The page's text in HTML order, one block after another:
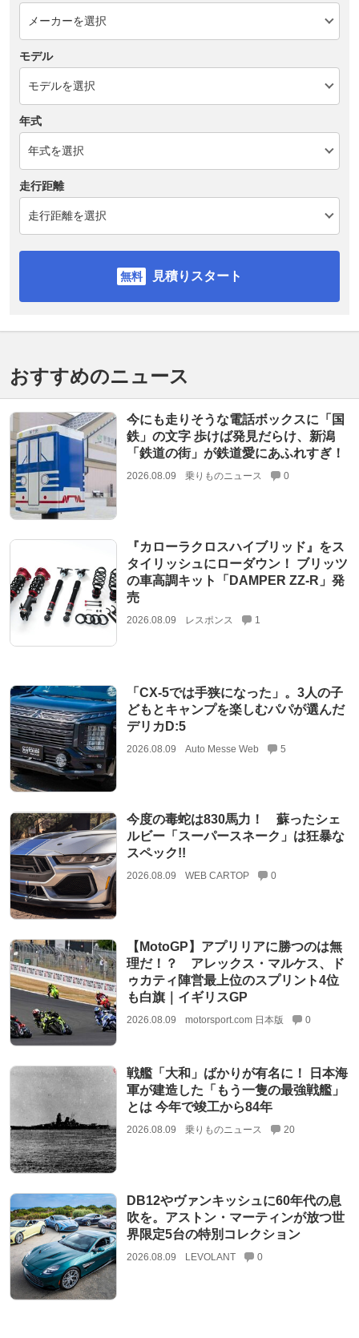
モデル
年式
走行距離
見積りスタート
おすすめのニュース
今にも走りそうな電話ボックスに「国
鉄」の文字 歩けば発見だらけ、新潟
「鉄道の街」が鉄道愛にあふれすぎ！
2026.08.09 乗りものニュース 0
『カローラクロスハイブリッド』をス
タイリッシュにローダウン！ ブリッツ
の車高調キット「DAMPER ZZ-R」発
売
2026.08.09 レスポンス 1
「CX-5では手狭になった」。3人の子
どもとキャンプを楽しむパパが選んだ
デリカD:5
2026.08.09 Auto Messe Web 5
今度の毒蛇は830馬力！ 蘇ったシェ
ルビー「スーパースネーク」は狂暴な
スペック!!
2026.08.09 WEB CARTOP 0
【MotoGP】アプリリアに勝つのは無
理だ！？ アレックス・マルケス、ド
ゥカティ陣営最上位のスプリント4位
も白旗｜イギリスGP
2026.08.09 motorsport.com 日本版 0
戦艦「大和」ばかりが有名に！ 日本海
軍が建造した「もう一隻の最強戦艦」
とは 今年で竣工から84年
2026.08.09 乗りものニュース 20
DB12やヴァンキッシュに60年代の息
吹を。アストン・マーティンが放つ世
界限定5台の特別コレクション
2026.08.09 LEVOLANT 0